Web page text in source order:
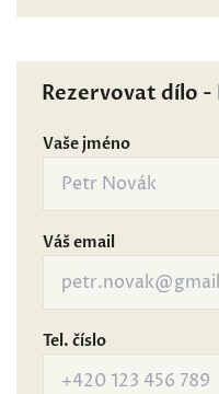
Rezervovat dílo -
Vaše jméno
Váš email
Tel. číslo